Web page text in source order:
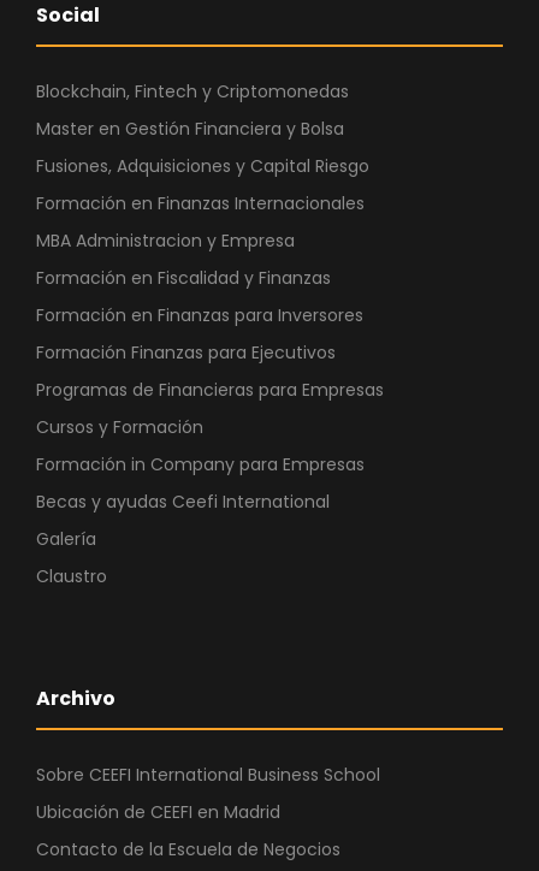
Social
Blockchain, Fintech y Criptomonedas
Master en Gestión Financiera y Bolsa
Fusiones, Adquisiciones y Capital Riesgo
Formación en Finanzas Internacionales
MBA Administracion y Empresa
Formación en Fiscalidad y Finanzas
Formación en Finanzas para Inversores
Formación Finanzas para Ejecutivos
Programas de Financieras para Empresas
Cursos y Formación
Formación in Company para Empresas
Becas y ayudas Ceefi International
Galería
Claustro
Archivo
Sobre CEEFI International Business School
Ubicación de CEEFI en Madrid
Contacto de la Escuela de Negocios